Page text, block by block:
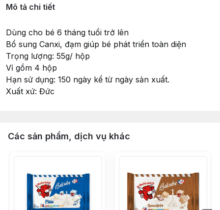
Mô tả chi tiết
Dùng cho bé 6 tháng tuổi trở lên
Bổ sung Canxi, đạm giúp bé phát triển toàn diện
Trọng lượng: 55g/ hộp
Vỉ gồm 4 hộp
Hạn sử dụng: 150 ngày kể từ ngày sản xuất.
Xuất xứ: Đức
Các sản phẩm, dịch vụ khác